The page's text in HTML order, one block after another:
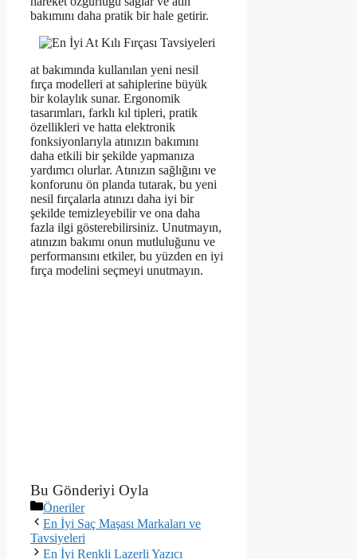
bakımını daha pratik bir hale getirir.
at bakımında kullanılan yeni nesil
fırça modelleri at sahiplerine büyük
bir kolaylık sunar. Ergonomik
tasarımları, farklı kıl tipleri, pratik
özellikleri ve hatta elektronik
fonksiyonlarıyla atınızın bakımını
daha etkili bir şekilde yapmanıza
yardımcı olurlar. Atınızın sağlığını ve
konforunu ön planda tutarak, bu yeni
nesil fırçalarla atınızı daha iyi bir
şekilde temizleyebilir ve ona daha
fazla ilgi gösterebilirsiniz. Unutmayın,
atınızın bakımı onun mutluluğunu ve
performansını etkiler, bu yüzden en iyi
fırça modelini seçmeyi unutmayın.
Bu Gönderiyi Oyla
Kategoriler
Öneriler
En İyi Saç Maşası Markaları ve
Tavsiyeleri
En İyi Renkli Lazerli Yazıcı